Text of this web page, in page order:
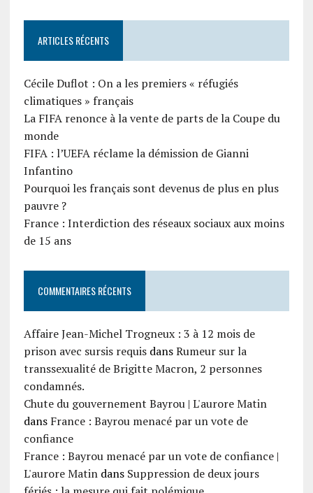
ARTICLES RÉCENTS
Cécile Duflot : On a les premiers « réfugiés
climatiques » français
La FIFA renonce à la vente de parts de la Coupe du
monde
FIFA : l’UEFA réclame la démission de Gianni
Infantino
Pourquoi les français sont devenus de plus en plus
pauvre ?
France : Interdiction des réseaux sociaux aux moins
de 15 ans
COMMENTAIRES RÉCENTS
Affaire Jean-Michel Trogneux : 3 à 12 mois de
prison avec sursis requisdansRumeur sur la
transsexualité de Brigitte Macron, 2 personnes
condamnés.
Chute du gouvernement Bayrou | L'aurore Matin
dans France : Bayrou menacé par un vote de
confiance
France : Bayrou menacé par un vote de confiance |
L'aurore Matindans Suppression de deux jours